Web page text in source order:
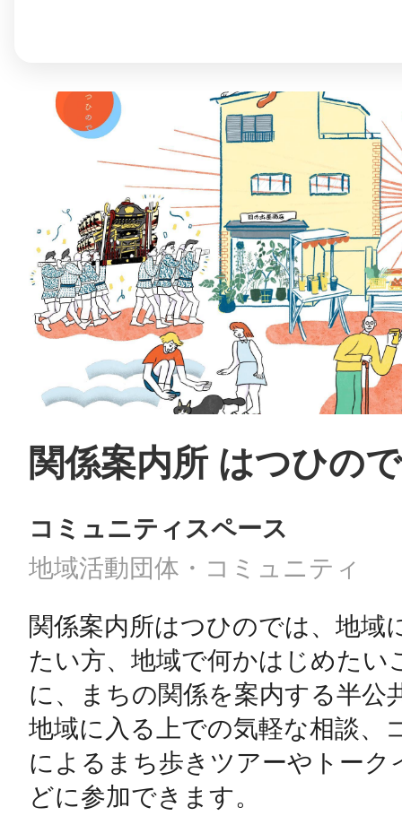
関係案内所 はつひので
コミュニティスペース
地域活動団体・コミュニティ
関係案内所はつひのでは、地域
たい方、地域で何かはじめたい
に、まちの関係を案内する半公
地域に入る上での気軽な相談、
によるまち歩きツアーやトーク
どに参加できます。